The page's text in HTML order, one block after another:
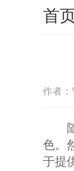
首
作者：
随
色。
于提